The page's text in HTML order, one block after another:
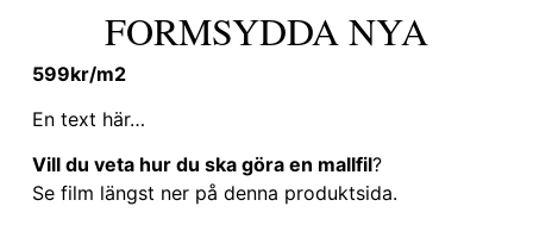
FORMSYDDA NYA
599kr/m2
En text här…
Vill du veta hur du ska göra en mallfil?
Se film längst ner på denna produktsida.